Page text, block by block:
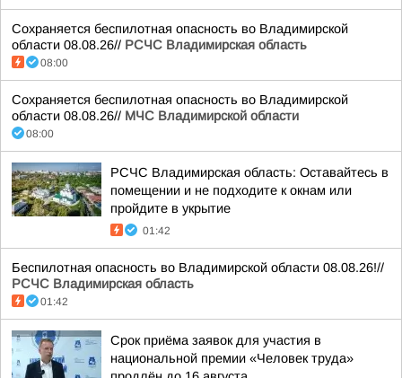
Сохраняется беспилотная опасность во Владимирской
области 08.08.26// РСЧС Владимирская область
08:00
Сохраняется беспилотная опасность во Владимирской
области 08.08.26// МЧС Владимирской области
08:00
РСЧС Владимирская область: Оставайтесь в
помещении и не подходите к окнам или
пройдите в укрытие
01:42
Беспилотная опасность во Владимирской области 08.08.26!//
РСЧС Владимирская область
01:42
Срок приёма заявок для участия в
национальной премии «Человек труда»